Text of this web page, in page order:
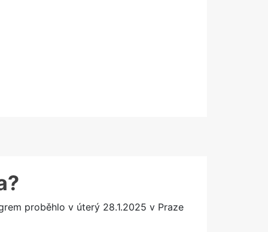
proběhlo v úterý 28.1.2025 v Praze